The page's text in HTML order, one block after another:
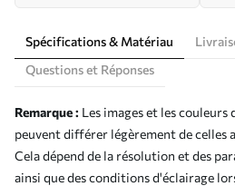
Spécifications & Matériau
Questions et Réponses
Remarque : Les images et les
peuvent différer légèrement de celles
Cela dépend de la résolution et des
ainsi que des conditions d'éclairage